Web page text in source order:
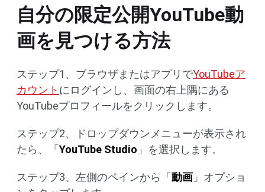
自分の限定公開YouTube動
画を見つける方法
ステップ1、ブラウザまたはアプリでYouTubeア
カウント にログインし、画面の右上隅にある
YouTubeプロフィールをクリックします。
ステップ2、ドロップダウンメニューが表示され
たら、「 YouTube Studio 」を選択します。
ステップ3、左側のペインから「 動画 」オプショ